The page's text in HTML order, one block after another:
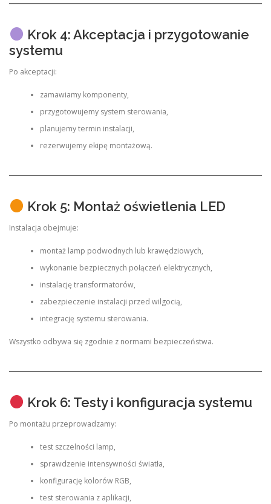
Krok 4: Akceptacja i przygotowanie
systemu
Po akceptacji:
zamawiamy komponenty,
przygotowujemy system sterowania,
planujemy termin instalacji,
rezerwujemy ekipę montażową.
Krok 5: Montaż oświetlenia LED
Instalacja obejmuje:
montaż lamp podwodnych lub krawędziowych,
wykonanie bezpiecznych połączeń elektrycznych,
instalację transformatorów,
zabezpieczenie instalacji przed wilgocią,
integrację systemu sterowania.
Wszystko odbywa się zgodnie z normami bezpieczeństwa.
Krok 6: Testy i konfiguracja systemu
Po montażu przeprowadzamy:
test szczelności lamp,
sprawdzenie intensywności światła,
konfigurację kolorów RGB,
test sterowania z aplikacji,